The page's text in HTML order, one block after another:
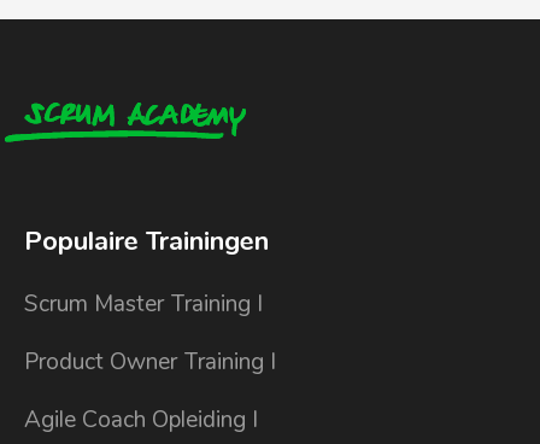
Populaire Trainingen
Scrum Master Training I
Product Owner Training I
Agile Coach Opleiding I